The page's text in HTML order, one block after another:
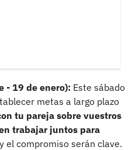
- 19 de enero): Este sábado
metas a largo plazo
tu pareja sobre vuestros
trabajar juntos para
el compromiso serán clave.